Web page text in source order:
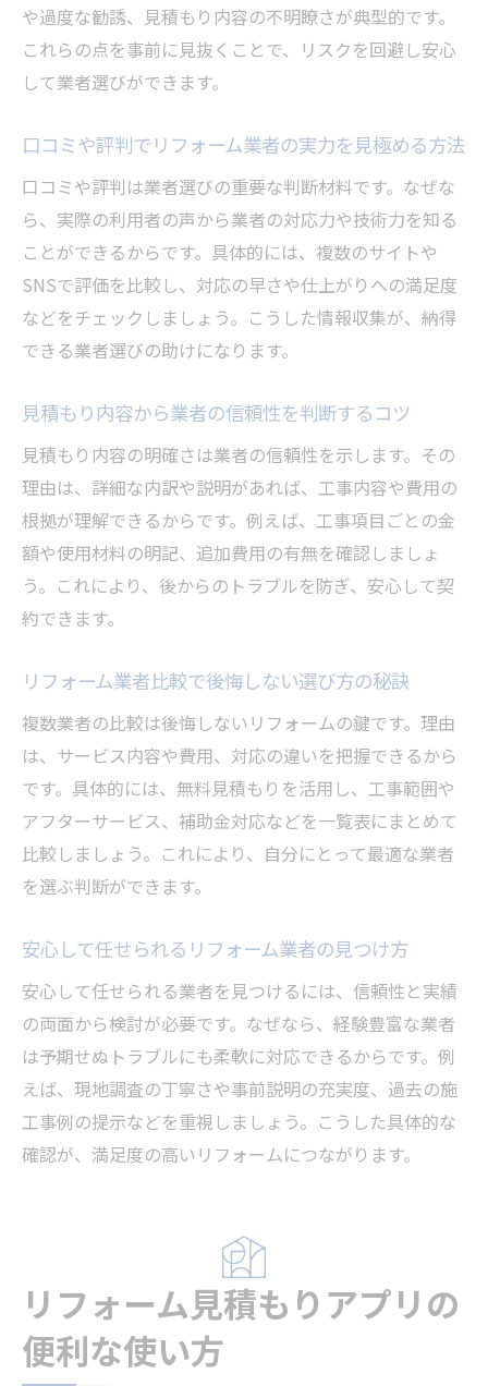
や過度な勧誘、見積もり内容の不明瞭さが典型的です。
これらの点を事前に見抜くことで、リスクを回避し安心
して業者選びができます。
口コミや評判でリフォーム業者の実力を見極める方法
口コミや評判は業者選びの重要な判断材料です。なぜな
ら、実際の利用者の声から業者の対応力や技術力を知る
ことができるからです。具体的には、複数のサイトや
SNSで評価を比較し、対応の早さや仕上がりへの満足度
などをチェックしましょう。こうした情報収集が、納得
できる業者選びの助けになります。
見積もり内容から業者の信頼性を判断するコツ
見積もり内容の明確さは業者の信頼性を示します。その
理由は、詳細な内訳や説明があれば、工事内容や費用の
根拠が理解できるからです。例えば、工事項目ごとの金
額や使用材料の明記、追加費用の有無を確認しましょ
う。これにより、後からのトラブルを防ぎ、安心して契
約できます。
リフォーム業者比較で後悔しない選び方の秘訣
複数業者の比較は後悔しないリフォームの鍵です。理由
は、サービス内容や費用、対応の違いを把握できるから
です。具体的には、無料見積もりを活用し、工事範囲や
アフターサービス、補助金対応などを一覧表にまとめて
比較しましょう。これにより、自分にとって最適な業者
を選ぶ判断ができます。
安心して任せられるリフォーム業者の見つけ方
安心して任せられる業者を見つけるには、信頼性と実績
の両面から検討が必要です。なぜなら、経験豊富な業者
は予期せぬトラブルにも柔軟に対応できるからです。例
えば、現地調査の丁寧さや事前説明の充実度、過去の施
工事例の提示などを重視しましょう。こうした具体的な
確認が、満足度の高いリフォームにつながります。
リフォーム見積もりアプリの
便利な使い方